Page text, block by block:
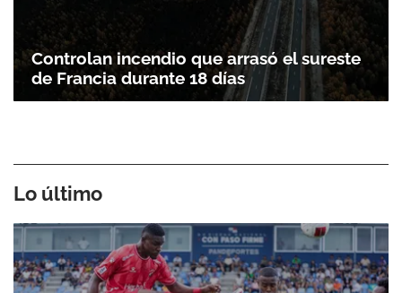
Controlan incendio que arrasó el sureste
de Francia durante 18 días
Lo último